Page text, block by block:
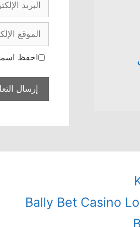
الإلكتروني
الموقع
الإلكتروني
احفظ
Bally Bet Casino